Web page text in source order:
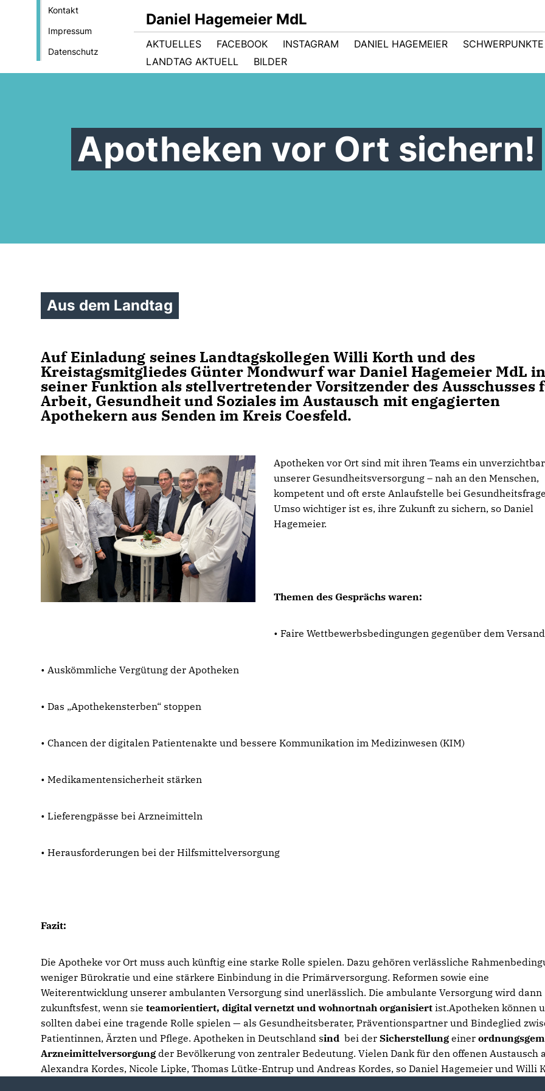
Kontakt
Impressum
Datenschutz
Daniel Hagemeier MdL
AKTUELLES FACEBOOK INSTAGRAM DANIEL HAGEMEIER
SCHWERPUNKTE
LANDTAG AKTUELL
BILDER
Apotheken vor Ort sichern!
Aus dem Landtag
Auf Einladung seines Landtagskollegen Willi Korth und des
Kreistagsmitgliedes Günter Mondwurf war Daniel Hagemeier MdL in
seiner Funktion als stellvertretender Vorsitzender des Ausschusses
Arbeit, Gesundheit und Soziales im Austausch mit engagierten
Apothekern aus Senden im Kreis Coesfeld.
Apotheken vor Ort sind mit ihren Teams ein
unserer Gesundheitsversorgung – nah an den Menschen,
kompetent und oft erste Anlaufstelle bei
Umso wichtiger ist es, ihre Zukunft zu sichern, so Daniel
Hagemeier.
Themen des Gesprächs waren:
• Faire Wettbewerbsbedingungen gegenüber dem
• Auskömmliche Vergütung der Apotheken
• Das „Apothekensterben“ stoppen
• Chancen der digitalen Patientenakte und bessere Kommunikation im Medizinwesen (KIM)
• Medikamentensicherheit stärken
• Lieferengpässe bei Arzneimitteln
• Herausforderungen bei der Hilfsmittelversorgung
Fazit:
Die Apotheke vor Ort muss auch künftig eine starke Rolle spielen. Dazu gehören verlässliche
weniger Bürokratie und eine stärkere Einbindung in die Primärversorgung. Reformen sowie eine
Weiterentwicklung unserer ambulanten Versorgung sind unerlässlich. Die ambulante Versorgung wird dann
zukunftsfest, wenn sieteamorientiert, digital vernetzt und wohnortnah organisiert ist.Apotheken können
sollten dabei eine tragende Rolle spielen — als Gesundheitsberater, Präventionspartner und Bindeglied
Patientinnen, Ärzten und Pflege. Apotheken in Deutschland sind bei derSicherstellung einer
Arzneimittelversorgung der Bevölkerung von zentraler Bedeutung. Vielen Dank für den offenen Austausch
Alexandra Kordes, Nicole Lipke, Thomas Lütke-Entrup und Andreas Kordes, so Daniel Hagemeier und Willi